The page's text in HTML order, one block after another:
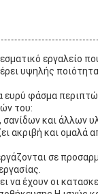
εργαλείο
υψηλής
ευρύ φάσμα
του:
σανίδων και άλλων
ακριβή και ομαλά
σε
να έχουν οι